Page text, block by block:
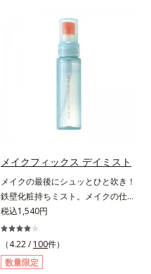
び覚まします。ハリ膜がのび広が
り、肌表面にピン！としたハリ感を
与え、さらに疑似セラミド(*3)が角
層の隙間に浸透(*4)。夜のスキンケ
アの最後にプラスすることで乾燥に
よる小ジワを目立たなくし、ハリ感
みなぎる目元を目指します。*1 レ
チノール配合＝保湿成分*2 パルミ
（フィトステリル/オクチルドデシ
ル）配合＝保湿成分*4 角層まで
メイクフィックス デイミスト
メイクの最後にシュッとひと吹き！
鉄壁化粧持ちミスト。メイクの仕上
げにシュッとひと吹き。肌とメイク
の密着感をピタッと高め、メイクく
ずれを防ぎ、化粧持ちをアップさせ
るミストタイプの化粧水です。くず
れ防止成分(*1)を含む層と美容成分
税込1,540円
（4.22 / 100件）
数量限定